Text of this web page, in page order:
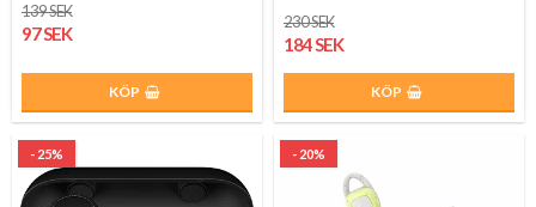
139 SEK
97 SEK
KÖP
230 SEK
184 SEK
KÖP
- 25% - 20%